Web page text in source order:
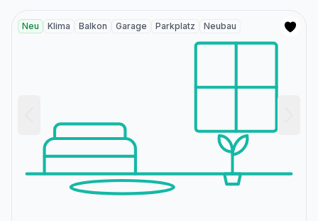
Neu Klima Balkon Garage Parkplatz Neubau